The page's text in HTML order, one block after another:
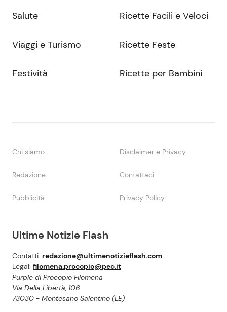
Ultime Notizie Flash
Contatti: redazione@ultimenotizieflash.com
Legal: filomena.procopio@pec.it
Purple di Procopio Filomena
Via Della Libertà, 106
73030 - Montesano Salentino (LE)
Salute
Viaggi e Turismo
Festività
Ricette Facili e Veloci
Ricette Feste
Ricette per Bambini
Chi siamo Disclaimer e Privacy
Redazione Contattaci
Pubblicità Privacy Policy